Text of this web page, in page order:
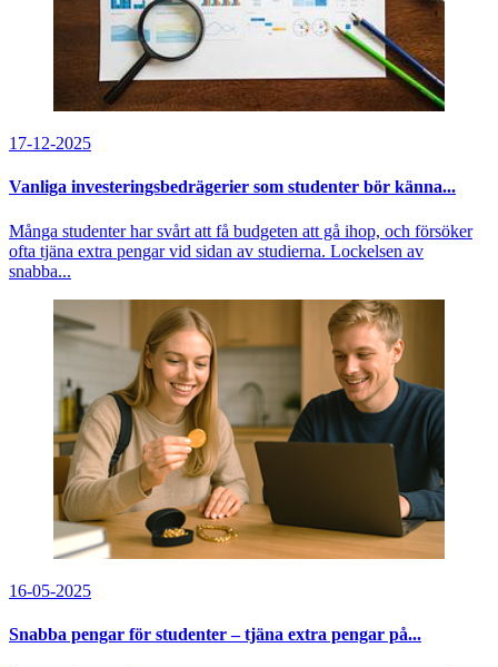
17-12-2025
Vanliga investeringsbedrägerier som studenter bör känna...
Många studenter har svårt att få budgeten att gå ihop, och försöker
ofta tjäna extra pengar vid sidan av studierna. Lockelsen av
snabba...
16-05-2025
Snabba pengar för studenter – tjäna extra pengar på...